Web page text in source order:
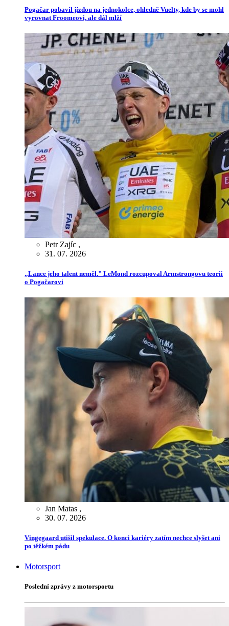
Pogačar pobavil jízdou na jednokolce, ohledně Vuelty, kde by se mohl
vyrovnat Froomeovi, ale dál mlží
Petr Zajíc ,
31. 07. 2026
„Lance jeho talent neměl." LeMond rozcupoval Armstrongovu teorii
o Pogačarovi
Jan Matas ,
30. 07. 2026
Vingegaard utišil spekulace. O konci kariéry zatím nechce slyšet ani
po těžkém pádu
Motorsport
Poslední zprávy z motorsportu